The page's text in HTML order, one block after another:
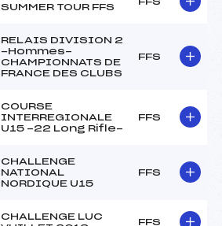
SUMMER TOUR FFS
RELAIS DIVISION 2
-Hommes-
CHAMPIONNATS DE
FRANCE DES CLUBS
FFS
COURSE
INTERREGIONALE
U15 -22 Long Rifle-
FFS
CHALLENGE
NATIONAL
NORDIQUE U15
FFS
CHALLENGE LUC
FFS